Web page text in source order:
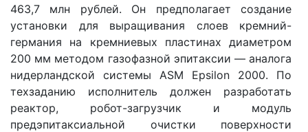
463,7 млн рублей. Он предполагает создание
установки для выращивания слоев кремний-
германия на кремниевых пластинах диаметром
200 мм методом газофазной эпитаксии — аналога
нидерландской системы ASM Epsilon 2000. По
техзаданию исполнитель должен разработать
реактор, робот-загрузчик и модуль
предэпитаксиальной очистки поверхности